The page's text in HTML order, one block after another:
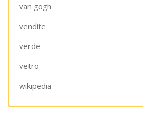
van gogh
vendite
verde
vetro
wikipedia